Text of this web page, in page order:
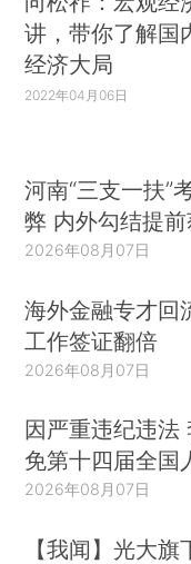
讲，带你了解国
经济大局
2022年04月06日
河南“三支一扶”
弊 内外勾结提
2026年08月07日
海外金融专才回
工作签证翻倍
2026年08月07日
因严重违纪违法
免第十四届全国
2026年08月07日
【我闻】光大